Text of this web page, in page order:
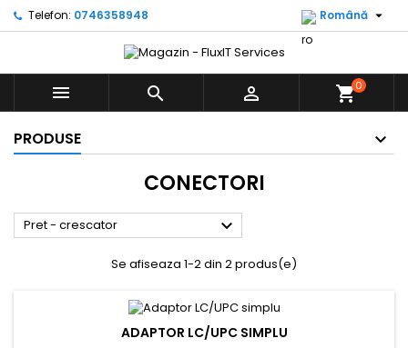
Telefon: 0746358948 Română 
   shopping_cart0
PRODUSE
CONECTORI
Pret - crescator 
Se afiseaza 1-2 din 2 produs(e)
ADAPTOR LC/UPC SIMPLU